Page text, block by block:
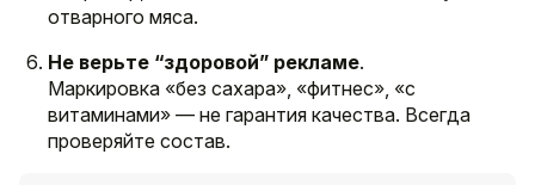
отварного мяса.
Не верьте “здоровой” рекламе.
Маркировка «без сахара», «фитнес», «с
витаминами» — не гарантия качества. Всегда
проверяйте состав.